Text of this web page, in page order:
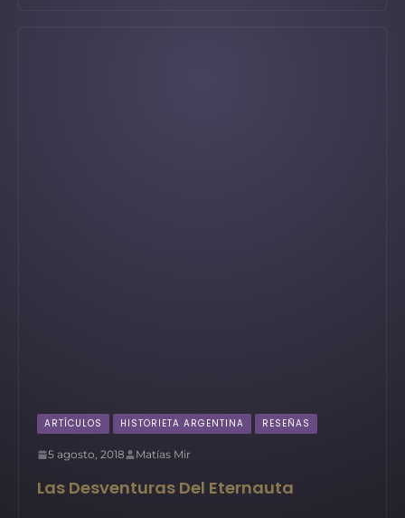
ARTÍCULOS HISTORIETA ARGENTINA RESEÑAS
5 agosto, 2018 Matías Mir
Las Desventuras Del Eternauta